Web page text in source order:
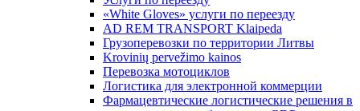
«White Gloves» услуги по переезду
AD REM TRANSPORT Klaipeda
Грузоперевозки по территории Литвы
Krovinių pervežimo kainos
Перевозка мотоциклов
Логистика для электронной коммерции
Фармацевтические логистические решения в